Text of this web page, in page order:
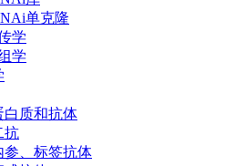
单克隆
学
学
白质和抗体
抗
参、标签抗体